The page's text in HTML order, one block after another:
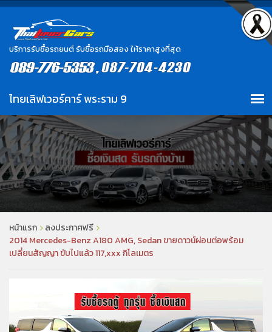
บริการรับซื้อรถยนต์ รับซื้อรถมือสอง ให้ราคาสูงที่สุด
หน้าแรก
ลงประกาศฟรี
2014 Mercedes-Benz A180 AMG, Sedan ขายดาวน์ผ่อนต่อพร้อม
เปลี่ยนสัญญา ขับไปแล้ว 117,xxx กิโลเมตร